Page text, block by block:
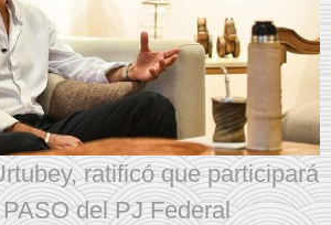
ratificó que participará
del PJ Federal